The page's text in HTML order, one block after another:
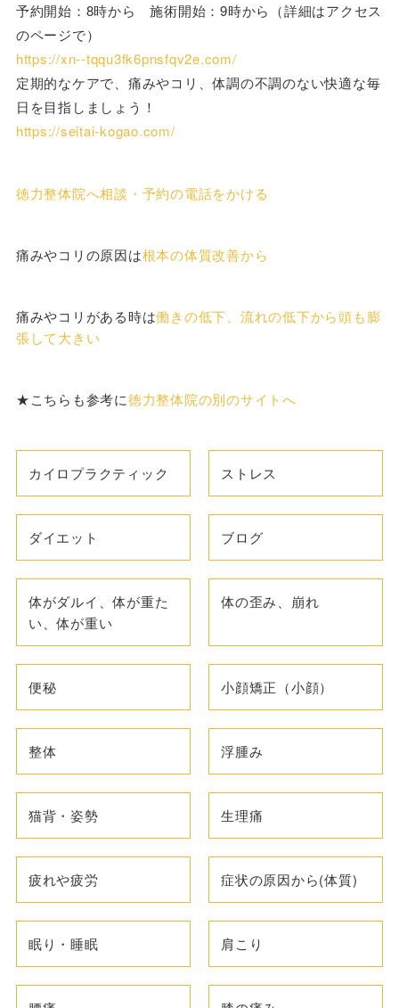
予約開始：8時から 施術開始：9時から（詳細はアクセス
のページで）
https://xn--tqqu3fk6pnsfqv2e.com/
定期的なケアで、痛みやコリ、体調の不調のない快適な毎
日を目指しましょう！
https://seitai-kogao.com/
徳力整体院へ相談・予約の電話をかける
痛みやコリの原因は根本の体質改善から
痛みやコリがある時は働きの低下、流れの低下から頭も膨
張して大きい
★こちらも参考に徳力整体院の別のサイトへ
カイロプラクティック ストレス
ダイエット ブログ
体がダルイ、体が重た
い、体が重い
体の歪み、崩れ
便秘 小顔矯正（小顔）
整体 浮腫み
猫背・姿勢 生理痛
疲れや疲労 症状の原因から(体質)
眠り・睡眠 肩こり